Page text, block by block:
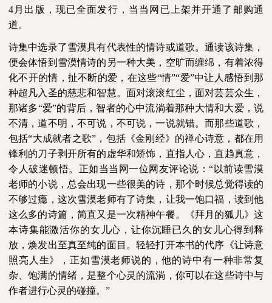
4 月出版，现已全面发行，当当网已上架并开通了邮购通
道。
诗集中选录了雪漠具有代表性的情诗或道歌。通读该诗集，
便会体悟到雪漠情诗的另一种大美，空旷而缠绵，有着浓得
化不开的情，扯不断的爱，在这些“情”“爱”中让人感悟到那
种超凡入圣的慈悲和智慧。面对滚滚红尘，面对芸芸众生，
那诸多“爱”的背后，智者的心中流淌着那种大情和大爱，说
不清，道不明，不可说，不可说，一说就错。而那些道歌，
包括“大成就者之歌”，包括《金刚经》的禅心诗意，都在用
锋利的刀子剥开所有的虚华和矫饰，直指人心，直趋真意，
令人破迷顿悟。正如当当网一位网友评论说：“以前读雪漠
老师的小说，总会出现一些很美的诗，那个时候总觉得读的
不够过瘾，这次雪漠老师有了诗集，让我一饱口福，读到他
这么多的诗篇，简直又是一次精神午餐。《拜月的狐儿》这
本诗集能激活你的女儿心，让你沉睡已久的女儿心得到释
放，焕发出至真至纯的面目。轻轻打开本书的代序《让诗意
照亮人生》，正如雪漠老师说的，他的诗中有一种非常复
杂、饱满的情绪，是整个心灵的流淌，你可以在这些诗中与
作者进行心灵的碰撞。”